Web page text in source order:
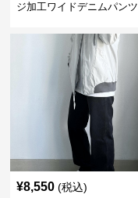
ジ加工ワイドデニムパンツ
¥8,550 (税込)